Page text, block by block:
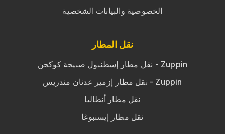
الخصوصية والبيانات الشخصية
نقل المطار
نقل مطار إسطنبول صبيحة كوكجن - Zuppin
نقل مطار إزمير عدنان مندريس - Zuppin
نقل مطار أنطاليا
نقل مطار إيسنبوغا